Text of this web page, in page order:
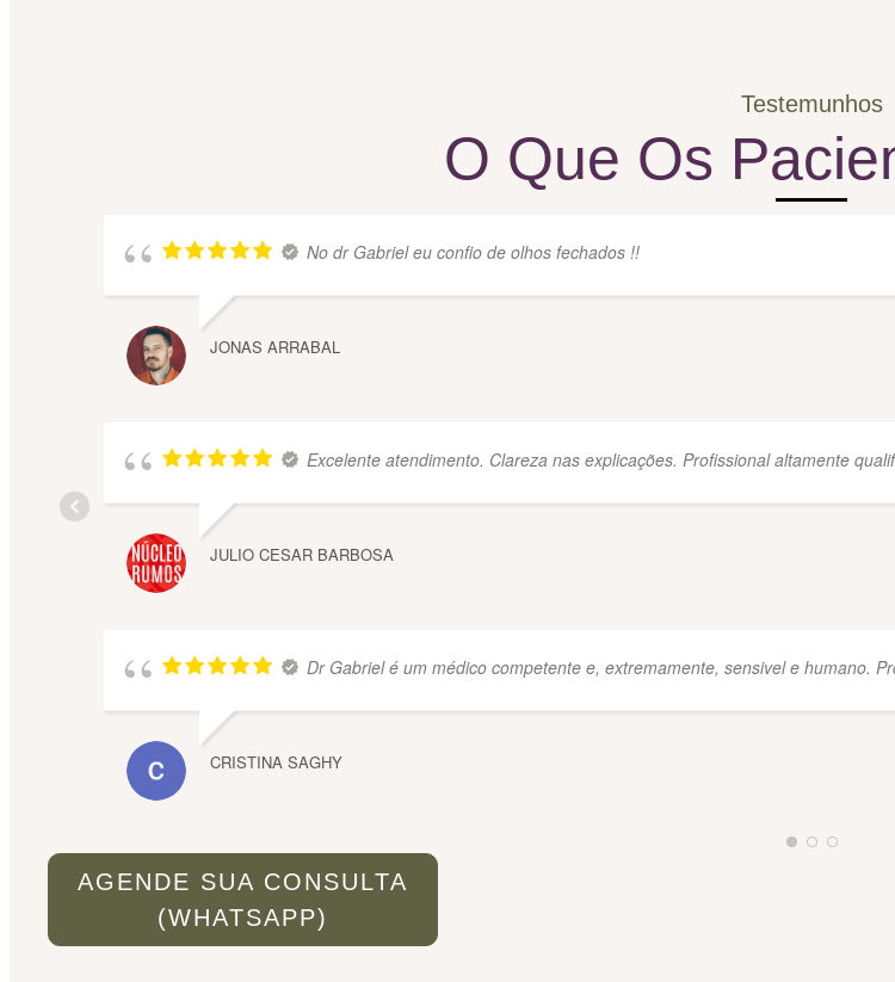
Testemunhos
O Que Os
No dr Gabriel eu confio de olhos fechados !!
JONAS ARRABAL
Excelente atendimento. Clareza nas explicações. Profissional altamente
JULIO CESAR BARBOSA
Dr Gabriel é um médico competente e, extremamente, sensivel e humano.
CRISTINA SAGHY
AGENDE SUA CONSULTA
(WHATSAPP)